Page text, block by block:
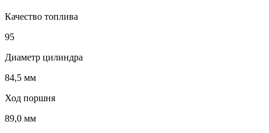
Качество топлива
95
Диаметр цилиндра
84,5 мм
Ход поршня
89,0 мм